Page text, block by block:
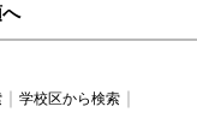
学校区から検索